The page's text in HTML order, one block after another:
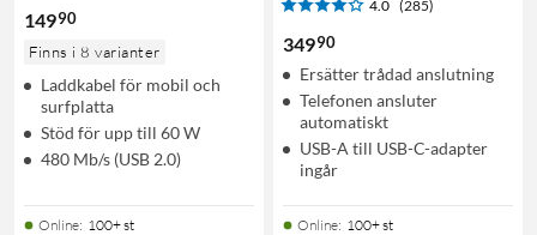
14990
Finns i 8 varianter
Laddkabel för mobil och
surfplatta
Stöd för upp till 60 W
480 Mb/s (USB 2.0)
Online: 100+ st
4.0 (285)
34990
Ersätter trådad anslutning
Telefonen ansluter
automatiskt
USB-A till USB-C-adapter
ingår
Online: 100+ st